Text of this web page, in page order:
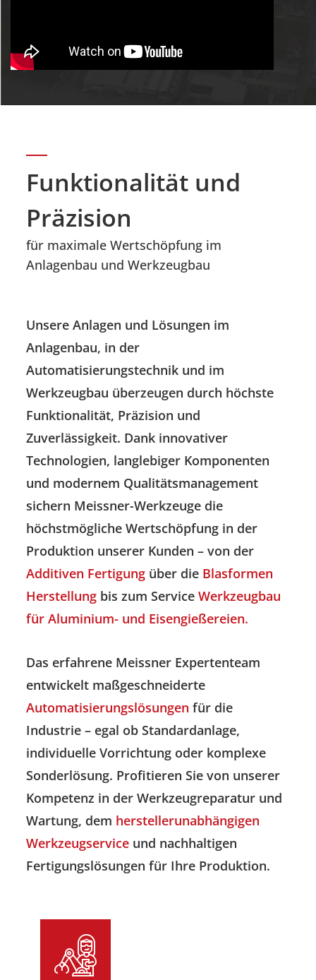
Funktionalität und
Präzision
für maximale Wertschöpfung im
Anlagenbau und Werkzeugbau
Unsere Anlagen und Lösungen im
Anlagenbau, in der
Automatisierungstechnik und im
Werkzeugbau überzeugen durch höchste
Funktionalität, Präzision und
Zuverlässigkeit. Dank innovativer
Technologien, langlebiger Komponenten
und modernem Qualitätsmanagement
sichern Meissner-Werkzeuge die
höchstmögliche Wertschöpfung in der
Produktion unserer Kunden – von der
Additiven Fertigung über die Blasformen
Herstellung bis zum ServiceWerkzeugbau
für Aluminium- und Eisengießereien.
Das erfahrene Meissner Expertenteam
entwickelt maßgeschneiderte
Automatisierungslösungen für die
Industrie – egal ob Standardanlage,
individuelle Vorrichtung oder komplexe
Sonderlösung. Profitieren Sie von unserer
Kompetenz in der Werkzeugreparatur und
Wartung, dem herstellerunabhängigen
Werkzeugservice und nachhaltigen
Fertigungslösungen für Ihre Produktion.